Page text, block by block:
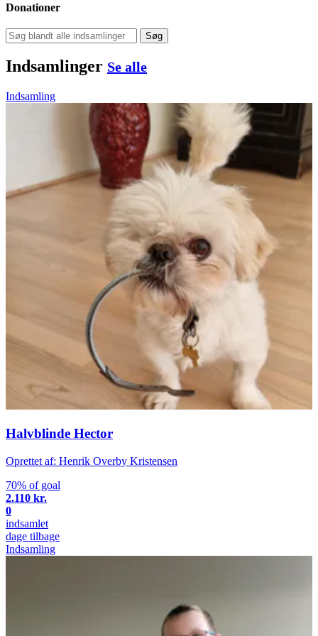
Donationer
Søg
Indsamlinger Se alle
Indsamling
Halvblinde Hector
Oprettet af: Henrik Overby Kristensen
70% of goal
2.110 kr.
0
indsamlet
dage tilbage
Indsamling